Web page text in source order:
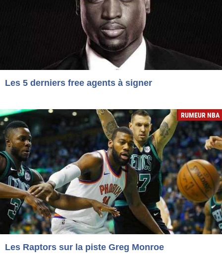
Les 5 derniers free agents à signer
RUMEUR NBA
Les Raptors sur la piste Greg Monroe